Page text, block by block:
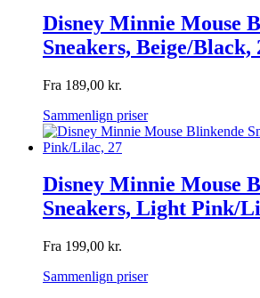
Disney Minnie Mouse
Sneakers, Beige/Black,
Fra 189,00 kr.
Sammenlign priser
Disney Minnie Mouse
Sneakers, Light Pink/
Fra 199,00 kr.
Sammenlign priser